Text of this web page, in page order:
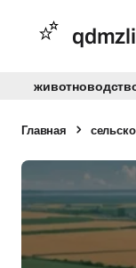
Главная